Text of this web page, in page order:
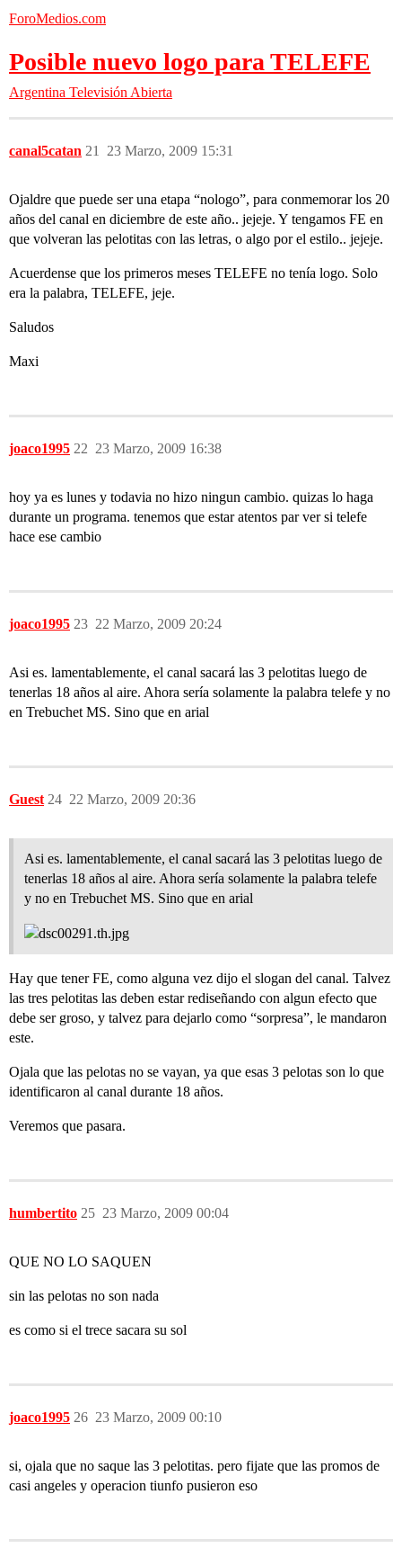
ForoMedios.com
Posible nuevo logo para TELEFE
Argentina Televisión Abierta
canal5catan 23 Marzo, 2009 15:31
21
Ojaldre que puede ser una etapa “nologo”, para conmemorar los 20
años del canal en diciembre de este año.. jejeje. Y tengamos FE en
que volveran las pelotitas con las letras, o algo por el estilo.. jejeje.
Acuerdense que los primeros meses TELEFE no tenía logo. Solo
era la palabra, TELEFE, jeje.
Saludos
Maxi
joaco1995 23 Marzo, 2009 16:38
22
hoy ya es lunes y todavia no hizo ningun cambio. quizas lo haga
durante un programa. tenemos que estar atentos par ver si telefe
hace ese cambio
joaco1995 22 Marzo, 2009 20:24
23
Asi es. lamentablemente, el canal sacará las 3 pelotitas luego de
tenerlas 18 años al aire. Ahora sería solamente la palabra telefe y no
en Trebuchet MS. Sino que en arial
Guest 22 Marzo, 2009 20:36
24
Asi es. lamentablemente, el canal sacará las 3 pelotitas luego de
tenerlas 18 años al aire. Ahora sería solamente la palabra telefe
y no en Trebuchet MS. Sino que en arial
Hay que tener FE, como alguna vez dijo el slogan del canal. Talvez
las tres pelotitas las deben estar rediseñando con algun efecto que
debe ser groso, y talvez para dejarlo como “sorpresa”, le mandaron
este.
Ojala que las pelotas no se vayan, ya que esas 3 pelotas son lo que
identificaron al canal durante 18 años.
Veremos que pasara.
humbertito 23 Marzo, 2009 00:04
25
QUE NO LO SAQUEN
sin las pelotas no son nada
es como si el trece sacara su sol
joaco1995 23 Marzo, 2009 00:10
26
si, ojala que no saque las 3 pelotitas. pero fijate que las promos de
casi angeles y operacion tiunfo pusieron eso